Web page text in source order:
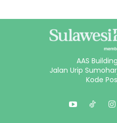
AAS
Jalan Urip
Kode